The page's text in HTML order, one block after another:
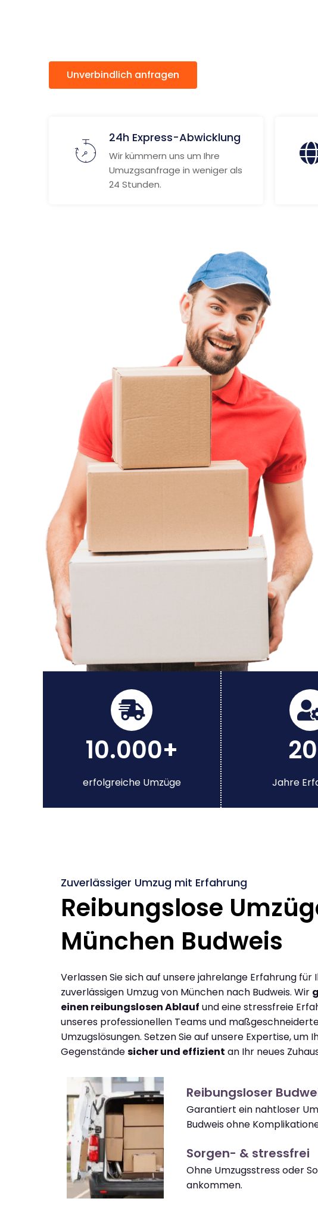
Unverbindlich anfragen
24h Express-Abwicklung
Wir kümmern uns um Ihre
Umuzgsanfrage in weniger als
24 Stunden.
10.000+
erfolgreiche Umzüge Jahre
Zuverlässiger Umzug mit Erfahrung
Reibungslose
München Budweis
Verlassen Sie sich auf unsere jahrelange Erfahrung für
zuverlässigen Umzug von München nach Budweis. Wir
einen reibungslosen Ablauf und eine stressfreie
unseres professionellen Teams und
Umzugslösungen. Setzen Sie auf unsere Expertise, um
Gegenständesicher und effizient an Ihr neues
Reibungsloser
Garantiert ein nahtloser
Budweis ohne
Sorgen- & stressfrei
Ohne Umzugsstress oder
ankommen.